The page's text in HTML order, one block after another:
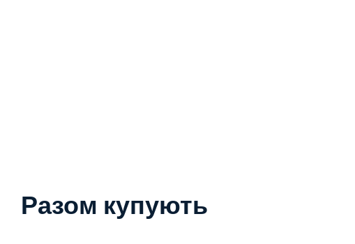
Разом купують